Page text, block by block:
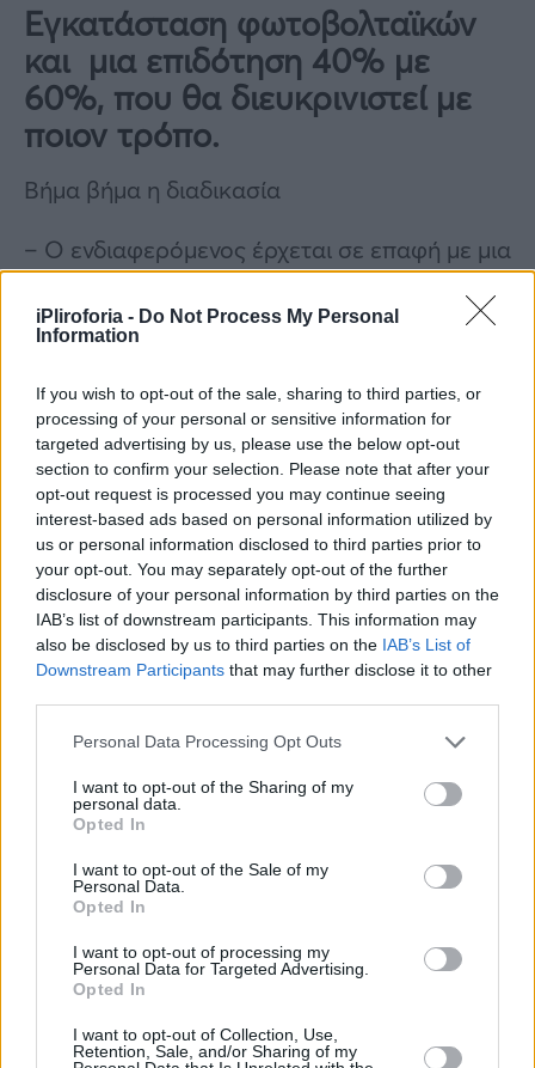
iPliroforia - Do Not Process My Personal
Information
If you wish to opt-out of the sale, sharing to third parties, or
processing of your personal or sensitive information for
targeted advertising by us, please use the below opt-out
section to confirm your selection. Please note that after your
opt-out request is processed you may continue seeing
interest-based ads based on personal information utilized by
us or personal information disclosed to third parties prior to
your opt-out. You may separately opt-out of the further
disclosure of your personal information by third parties on the
IAB’s list of downstream participants. This information may
also be disclosed by us to third parties on the IAB’s List of
Downstream Participants that may further disclose it to other
Personal Data Processing Opt Outs
I want to opt-out of the Sharing of my
personal data.
Opted In
I want to opt-out of the Sale of my
Personal Data.
Opted In
I want to opt-out of processing my
Personal Data for Targeted Advertising.
Opted In
I want to opt-out of Collection, Use,
Retention, Sale, and/or Sharing of my
Εγκατάσταση φωτοβολταϊκών
και μια επιδότηση 40% με
60%, που θα διευκρινιστεί με
ποιον τρόπο.
Βήμα βήμα η διαδικασία
– Ο ενδιαφερόμενος έρχεται σε επαφή με μια
Συνεντεύξεις 18/11/2025
Δήμητρα Δερζέκου: «Λέω τη δική μου
αλήθεια»
Συνεντεύξεις 18/11/2025
Τζεφ Μοντάνα: «Κανένας δεν μπορεί
να σου πει ποιος είσαι»